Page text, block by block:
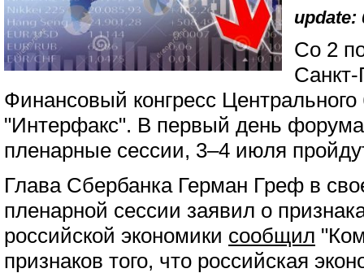
update:
Со 2
Санкт-
Финансовый конгресс
"Интерфакс". В первый день
пленарные сессии, 3–4 июля
Глава Сбербанка Герман Греф в
пленарной сессии заявил о
российской экономики сообщил
признаков того, что российская